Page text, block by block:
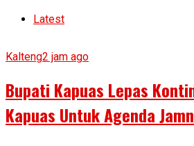
Latest
Kalteng2 jam ago
Bupati Kapuas Lepas
Kapuas Untuk Agenda